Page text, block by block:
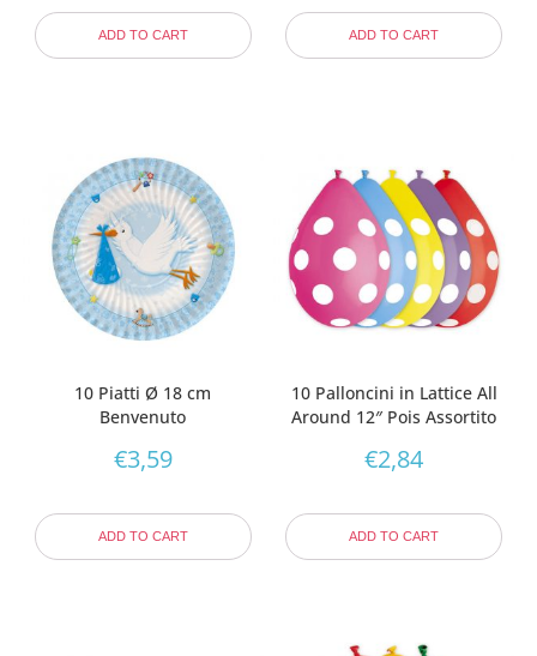
ADD TO CART ADD TO CART
10 Piatti Ø 18 cm
Benvenuto
€3,59
ADD TO CART
10 Palloncini in Lattice All
Around 12″ Pois Assortito
€2,84
ADD TO CART